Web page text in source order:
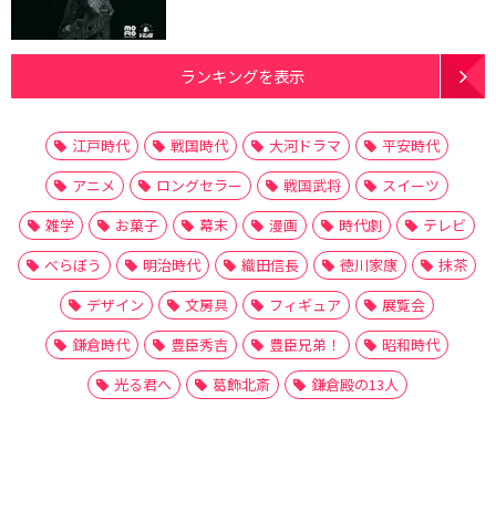
ランキングを表示
江戸時代 戦国時代 大河ドラマ
平安時代
アニメ
ロングセラー 戦国武将
スイーツ
雑学
お菓子 幕末 漫画 時代劇
テレビ
べらぼう
明治時代 織田信長 徳川家康
抹茶
デザイン
文房具 フィギュア
展覧会
鎌倉時代
豊臣秀吉 豊臣兄弟！
昭和時代
光る君へ
葛飾北斎 鎌倉殿の13人